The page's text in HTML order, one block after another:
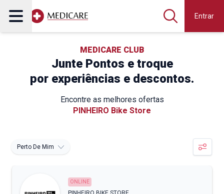
Entrar
MEDICARE CLUB
Junte Pontos e troque
por experiências e descontos.
Encontre as melhores ofertas
PINHEIRO Bike Store
Perto De Mim
ONLINE